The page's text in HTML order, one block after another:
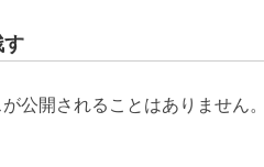
す
公開されることはありません。